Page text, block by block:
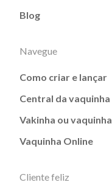
Blog
Navegue
Como criar e lançar
Central da vaquinha
Vakinha ou
Vaquinha Online
Cliente feliz